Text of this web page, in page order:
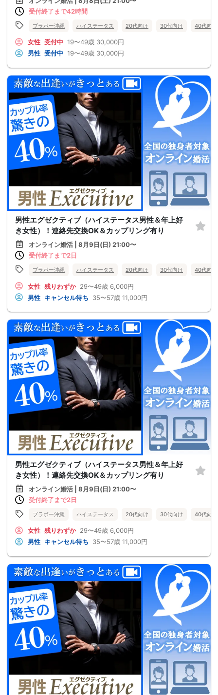
受付終了まで42時間
ブラボー沖縄 ハイステータス 20代向け 30代向け 40代向け
女性 受付中 19〜49歳 30,000円
男性 受付中 19〜49歳 30,000円
男性エグゼクティブ（ハイステータス男性＆年上好
き女性）！連絡先交換OK＆カップリング有り
オンライン婚活 | 8月9日(日) 21:00〜
受付終了まで2日
ブラボー沖縄 ハイステータス 20代向け 30代向け 40代向け
女性 残りわずか 29〜49歳 6,000円
男性 キャンセル待ち 35〜57歳 11,000円
男性エグゼクティブ（ハイステータス男性＆年上好
き女性）！連絡先交換OK＆カップリング有り
オンライン婚活 | 8月9日(日) 21:00〜
受付終了まで2日
ブラボー沖縄 ハイステータス 20代向け 30代向け 40代向け
女性 残りわずか 29〜49歳 6,000円
男性 キャンセル待ち 35〜57歳 11,000円